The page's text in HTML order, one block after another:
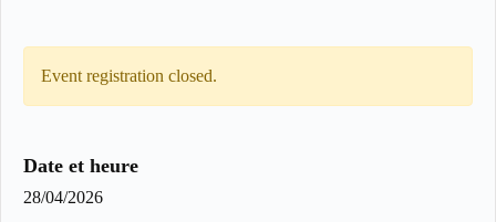
Event registration closed.
Date et heure
28/04/2026